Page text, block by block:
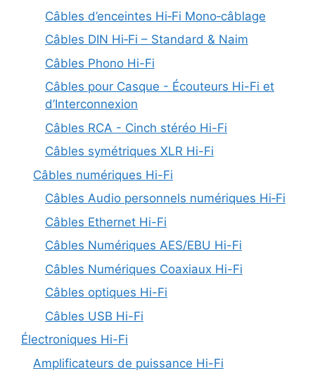
Câbles d’enceintes Hi‑Fi Mono‑câblage
Câbles DIN Hi‑Fi – Standard & Naim
Câbles Phono Hi-Fi
Câbles pour Casque - Écouteurs Hi-Fi et
d’Interconnexion
Câbles RCA - Cinch stéréo Hi-Fi
Câbles symétriques XLR Hi-Fi
Câbles numériques Hi-Fi
Câbles Audio personnels numériques Hi‑Fi
Câbles Ethernet Hi-Fi
Câbles Numériques AES/EBU Hi-Fi
Câbles Numériques Coaxiaux Hi-Fi
Câbles optiques Hi-Fi
Câbles USB Hi-Fi
Électroniques Hi-Fi
Amplificateurs de puissance Hi-Fi